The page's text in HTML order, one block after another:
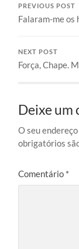
PREVIOUS POST
Falaram-me os
NEXT POST
Força, Chape.
Deixe um
O seu
obrigatórios
Comentário *